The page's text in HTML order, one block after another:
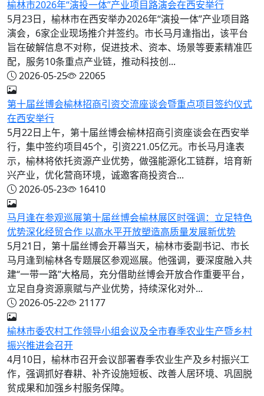
榆林市2026年“演投一体”产业项目路演会在西安举行
5月23日，榆林市在西安举办2026年“演投一体”产业项目路
演会，6家企业现场推介并签约。市长马月逢指出，该平台
旨在破解信息不对称，促进技术、资本、场景等要素精准匹
配，服务10条重点产业链，推动科技创...
2026-05-25
22065
第十届丝博会榆林招商引资交流座谈会暨重点项目签约仪式
在西安举行
5月22日上午，第十届丝博会榆林招商引资座谈会在西安举
行，集中签约项目45个，引资221.05亿元。市长马月逢表
示，榆林将依托资源产业优势，做强能源化工链群，培育新
兴产业，优化营商环境，诚邀客商投资合...
2026-05-23
16410
马月逢在参观巡展第十届丝博会榆林展区时强调：立足特色
优势深化经贸合作 以高水平开放塑造高质量发展新优势
5月21日，第十届丝博会开幕当天，榆林市委副书记、市长
马月逢到榆林各专题展区参观巡展。他强调，要深度融入共
建“一带一路”大格局，充分借助丝博会开放合作重要平台，
立足自身资源禀赋与产业优势，持续深化对外...
2026-05-22
21177
榆林市委农村工作领导小组会议及全市春季农业生产暨乡村
振兴推进会召开
4月10日，榆林市召开会议部署春季农业生产及乡村振兴工
作，强调抓好春耕、补齐设施短板、改善人居环境、巩固脱
贫成果和加强乡村服务保障。